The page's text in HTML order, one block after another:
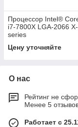
Процессор Intel®
i7-7800X LGA-2066 X-
series
Цену уточняйте
О нас
Рейтинг не
Менее 5
Работает с